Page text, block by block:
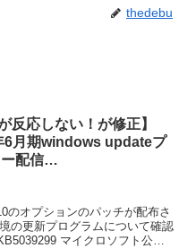
thedebu
反応しない！が修正】
6月期windows updateプ
配信
修正】
のオプションのパッチが配布さ
の更新プログラムについて確認
マイクロソフト公式